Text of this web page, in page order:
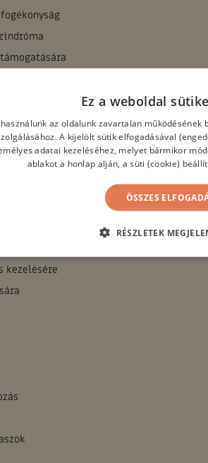
okozta fájdalmak
kiegészítésként az orvosi kezelés mellé
a felépülést műtét után
kezelésére
Ez a weboldal
az oldalunk zavartalan
A kijelölt sütik elfogadásával
adatai kezeléséhez, melyet bármikor
ablakot a honlap alján, a süti (cookie)
ÖSSZES
RÉSZLETEK